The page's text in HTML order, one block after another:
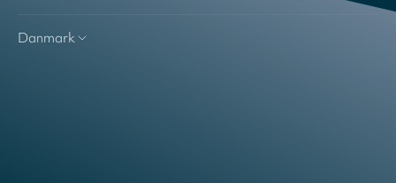
Danmark